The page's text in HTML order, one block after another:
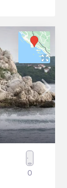
0